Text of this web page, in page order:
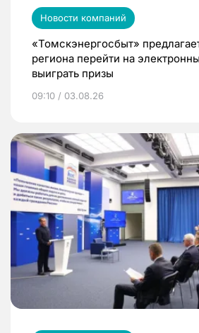
Новости компаний
«Томскэнергосбыт»
региона перейти на
выиграть призы
09:10 / 03.08.26